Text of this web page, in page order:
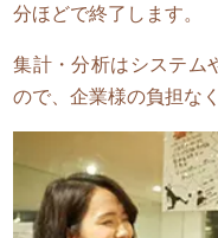
分ほどで終了します。
集計・分析はシステム
ので、企業様の負担な